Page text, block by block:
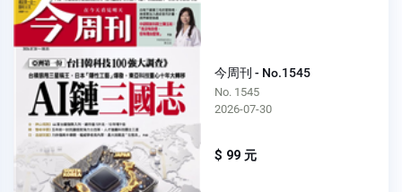
今周刊 - No.1545
No. 1545
2026-07-30
$ 99 元